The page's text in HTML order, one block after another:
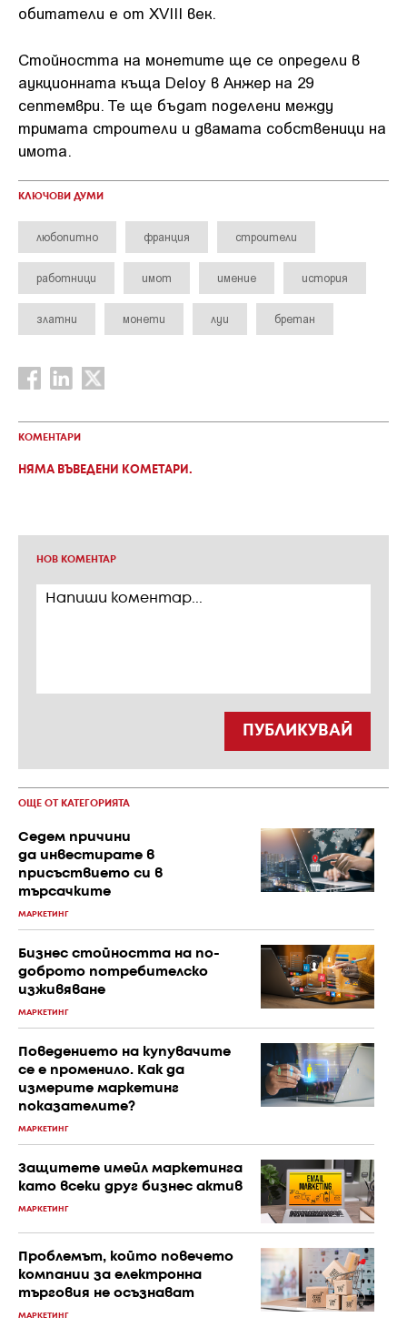
обитатели е от XVIII век.
Стойността на монетите ще се определи в
аукционната къща Deloy в Анжер на 29
септември. Те ще бъдат поделени между
тримата строители и двамата собственици на
имота.
КЛЮЧОВИ ДУМИ
любопитно франция строители
работници имот имение история
златни монети луи бретан
КОМЕНТАРИ
НЯМА ВЪВЕДЕНИ КОМЕТАРИ.
НОВ КОМЕНТАР
ПУБЛИКУВАЙ
ОЩЕ ОТ КАТЕГОРИЯТА
Седем причини
да инвестирате в
присъствието си в
търсачките
МАРКЕТИНГ
Бизнес стойността на по-
доброто потребителско
изживяване
МАРКЕТИНГ
Поведението на купувачите
се е променило. Как да
измерите маркетинг
показателите?
МАРКЕТИНГ
Защитете имейл маркетинга
като всеки друг бизнес актив
МАРКЕТИНГ
Проблемът, който повечето
компании за електронна
търговия не осъзнават
МАРКЕТИНГ